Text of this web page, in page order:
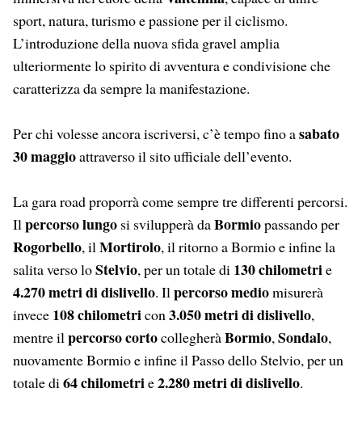
sport, natura, turismo e passione per il ciclismo.
L’introduzione della nuova sfida gravel amplia
ulteriormente lo spirito di avventura e condivisione che
caratterizza da sempre la manifestazione.
Per chi volesse ancora iscriversi, c’è tempo fino asabato
30 maggioattraverso il sito ufficiale dell’evento.
La gara road proporrà come sempre tre differenti percorsi.
Ilpercorso lungo si svilupperà daBormiopassando per
Rogorbello, ilMortirolo, il ritorno a Bormio e infine la
salita verso loStelvio, per un totale di 130 chilometrie
4.270 metri di dislivello. Ilpercorso mediomisurerà
invece 108 chilometricon3.050 metri di dislivello,
mentre ilpercorso cortocollegheràBormio,Sondalo,
nuovamente Bormio e infine il Passo dello Stelvio, per un
totale di64 chilometrie2.280 metri di dislivello.